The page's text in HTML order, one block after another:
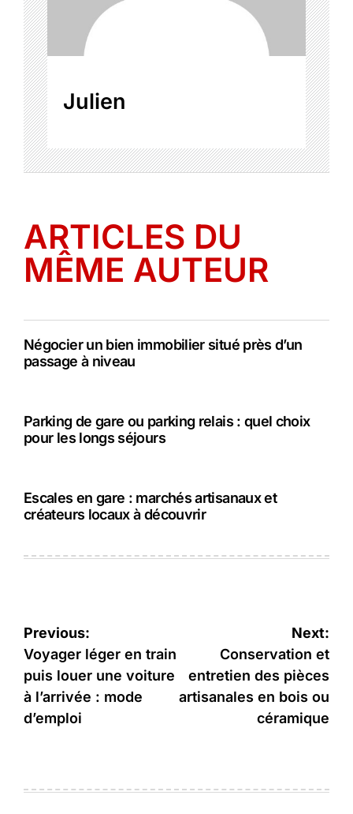
Julien
ARTICLES DU
MÊME AUTEUR
Négocier un bien immobilier situé près d’un
passage à niveau
Parking de gare ou parking relais : quel choix
pour les longs séjours
Escales en gare : marchés artisanaux et
créateurs locaux à découvrir
Navigation
de
l’article
Previous:
Voyager léger en train
puis louer une voiture
à l’arrivée : mode
d’emploi
Next:
Conservation et
entretien des pièces
artisanales en bois ou
céramique